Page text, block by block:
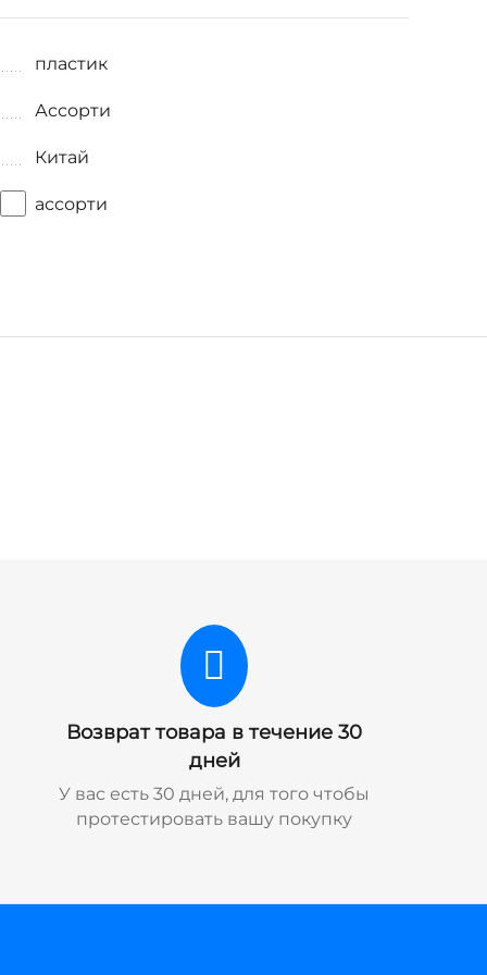
пластик
Ассорти
Китай
ассорти
Возврат товара в течение 30
дней
У вас есть 30 дней, для того чтобы
протестировать вашу покупку